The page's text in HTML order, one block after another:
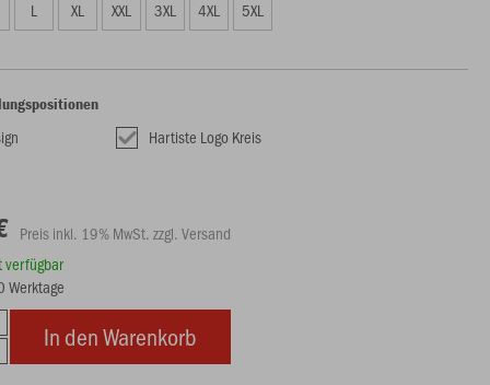
L XL XXL 3XL 4XL 5XL
Hartiste Logo Kreis
Preis inkl. 19% MwSt. zzgl. Versand
verfügbar
Werktage
In den Warenkorb